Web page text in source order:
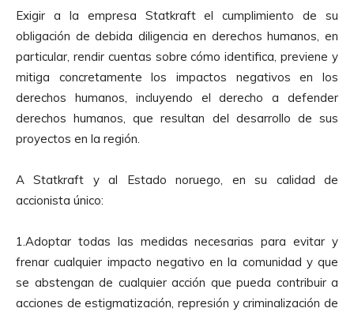
Exigir a la empresa Statkraft el cumplimiento de su
obligación de debida diligencia en derechos humanos, en
particular, rendir cuentas sobre cómo identifica, previene y
mitiga concretamente los impactos negativos en los
derechos humanos, incluyendo el derecho a defender
derechos humanos, que resultan del desarrollo de sus
proyectos en la región.
A Statkraft y al Estado noruego, en su calidad de
accionista único:
1.Adoptar todas las medidas necesarias para evitar y
frenar cualquier impacto negativo en la comunidad y que
se abstengan de cualquier acción que pueda contribuir a
acciones de estigmatización, represión y criminalización de